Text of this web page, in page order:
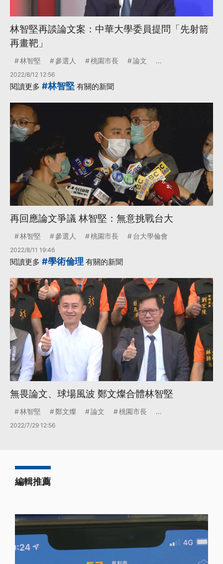
林智堅再談論文案：中華大學委員提問「先射箭
再畫靶」
林智堅 參選人 桃園市長 論文 ...
2022/8/12 12:56
閱讀更多 #林智堅有關的新聞
再回應論文爭議 林智堅：無意挑戰台大
林智堅 參選人 桃園市長 台大學倫會
2022/8/11 19:46
閱讀更多 #學術倫理 有關的新聞
無畏論文、球場風波 鄭文燦合體林智堅
林智堅 鄭文燦 論文 桃園市長 ...
2022/7/29 12:56
編輯推薦